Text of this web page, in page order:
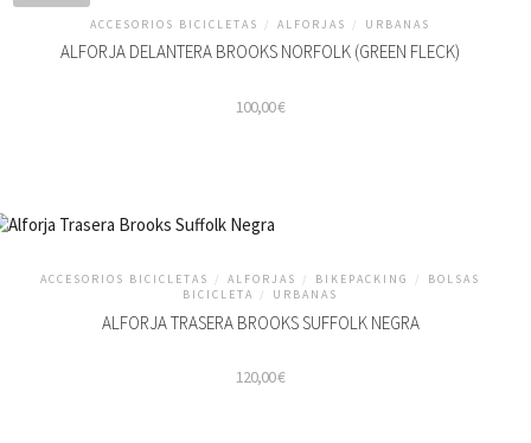
ACCESORIOS BICICLETAS
/ ALFORJAS / URBANAS
ALFORJA DELANTERA BROOKS NORFOLK (GREEN FLECK)
100,00€
ACCESORIOS BICICLETAS / ALFORJAS / BIKEPACKING /
BOLSAS
BICICLETA
/ URBANAS
ALFORJA TRASERA BROOKS SUFFOLK NEGRA
120,00€